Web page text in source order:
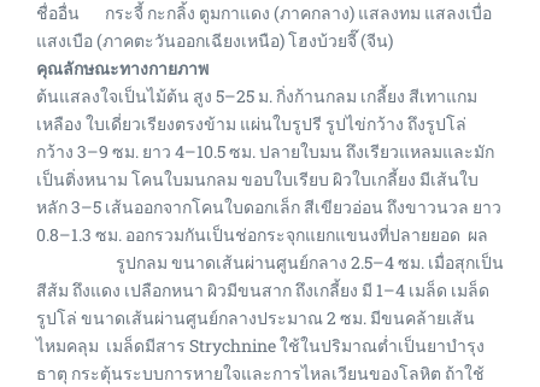
ชื่ออื่น กระจี้ กะกลิ้ง ตูมกาแดง (ภาคกลาง) แสลงทม แสลงเบื่อ
แสงเบือ (ภาคตะวันออกเฉียงเหนือ) โฮงบ้วยจี๊ (จีน)
คุณลักษณะทางกายภาพ
ต้นแสลงใจเป็นไม้ต้น สูง 5–25 ม. กิ่งก้านกลม เกลี้ยง สีเทาแกม
เหลือง ใบเดี่ยวเรียงตรงข้าม แผ่นใบรูปรี รูปไข่กว้าง ถึงรูปโล่
กว้าง 3–9 ซม. ยาว 4–10.5 ซม. ปลายใบมน ถึงเรียวแหลมและมัก
เป็นติ่งหนาม โคนใบมนกลม ขอบใบเรียบ ผิวใบเกลี้ยง มีเส้นใบ
หลัก 3–5 เส้นออกจากโคนใบดอกเล็ก สีเขียวอ่อน ถึงขาวนวล ยาว
0.8–1.3 ซม. ออกรวมกันเป็นช่อกระจุกแยกแขนงที่ปลายยอด ผล
รูปกลม ขนาดเส้นผ่านศูนย์กลาง 2.5–4 ซม. เมื่อสุกเป็น
สีส้ม ถึงแดง เปลือกหนา ผิวมีขนสาก ถึงเกลี้ยง มี 1–4 เมล็ด เมล็ด
รูปโล่ ขนาดเส้นผ่านศูนย์กลางประมาณ 2 ซม. มีขนคล้ายเส้น
ไหมคลุม เมล็ดมีสาร Strychnine ใช้ในปริมาณต่ำเป็นยาบำรุง
ธาตุ กระตุ้นระบบการหายใจและการไหลเวียนของโลหิต ถ้าใช้